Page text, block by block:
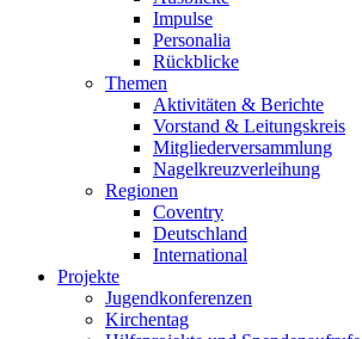
Impulse
Personalia
Rückblicke
Themen
Aktivitäten & Berichte
Vorstand & Leitungskreis
Mitgliederversammlung
Nagelkreuzverleihung
Regionen
Coventry
Deutschland
International
Projekte
Jugendkonferenzen
Kirchentag